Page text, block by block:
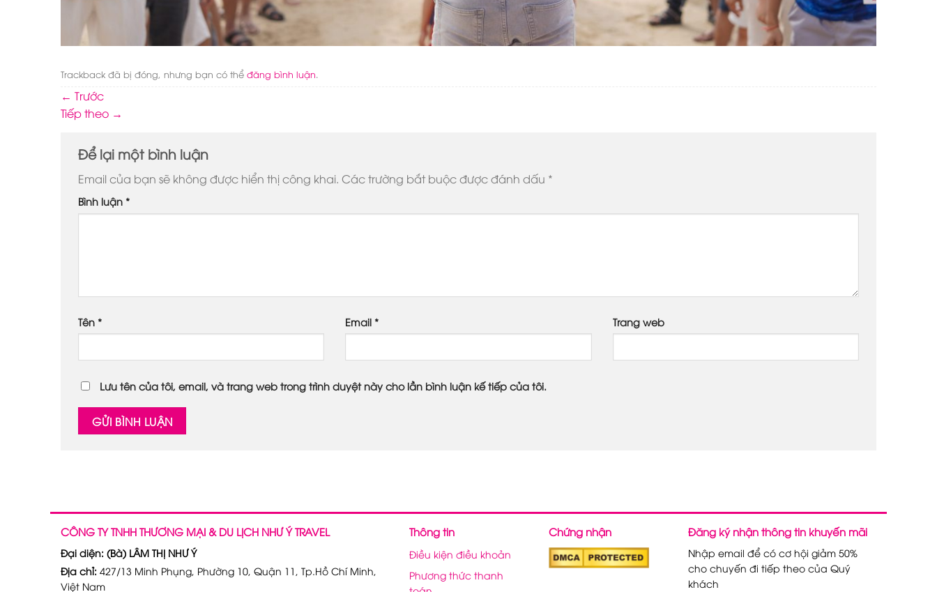
Trackback đã bị đóng, nhưng bạn có thể đăng bình luận.
← Trước
Tiếp theo →
Để lại một bình luận
Email của bạn sẽ không được hiển thị công khai. Các trường bắt buộc được đánh dấu *
Bình luận *
Tên * Email * Trang web
Lưu tên của tôi, email, và trang web trong trình duyệt này cho lần bình luận kế tiếp của tôi.
CÔNG TY TNHH THƯƠNG MẠI & DU LỊCH NHƯ Ý TRAVEL
Đại diện: (Bà) LÂM THỊ NHƯ Ý
Địa chỉ: 427/13 Minh Phụng, Phường 10, Quận 11, Tp.Hồ Chí Minh,
Việt Nam
Thông tin
Điều kiện điều khoản
Phương thức thanh
Chứng nhận Đăng ký nhận thông tin khuyến mãi
Nhập email để có cơ hội giảm 50%
cho chuyến đi tiếp theo của Quý
khách